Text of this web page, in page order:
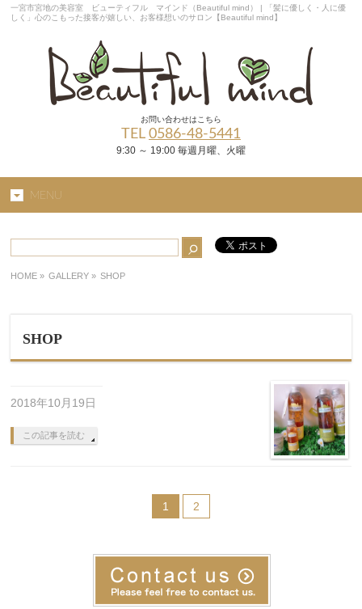
一宮市宮地の美容室 ビューティフル マインド（Beautiful mind） | 「髪に優しく・人に優
しく」心のこもった接客が嬉しい、お客様想いのサロン【Beautiful mind】
お問い合わせはこちら
TEL 0586-48-5441
9:30 ～ 19:00 毎週月曜、火曜
MENU
HOME » GALLERY » SHOP
SHOP
2018年10月19日
この記事を読む
1 2